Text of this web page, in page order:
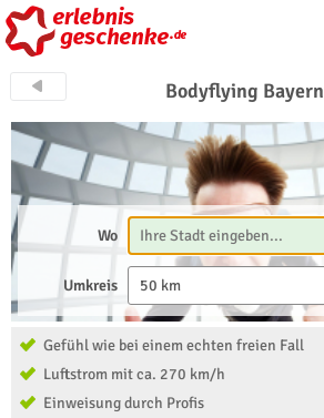
Bodyflying Bayern
Wo
Umkreis 50 km
Gefühl wie bei einem echten freien Fall
Luftstrom mit ca. 270 km/h
Einweisung durch Profis